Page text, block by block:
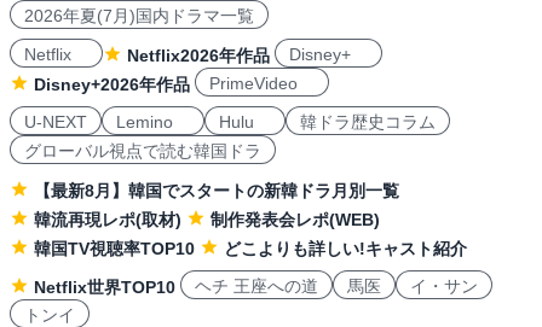
2026年夏(7月)国内ドラマ一覧
Netflix
Netflix2026年作品
Disney+
Disney+2026年作品
PrimeVideo
U-NEXT
Lemino Hulu
韓ドラ歴史コラム
グローバル視点で読む韓国ドラ
【最新8月】韓国でスタートの新韓ドラ月別一覧
韓流再現レポ(取材)
制作発表会レポ(WEB)
韓国TV視聴率TOP10
どこよりも詳しい!キャスト紹介
Netflix世界TOP10
ヘチ 王座への道 馬医
イ・サン
トンイ